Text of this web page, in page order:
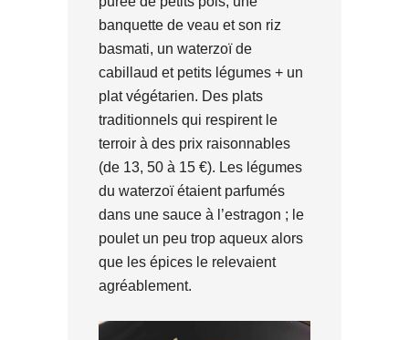
banquette de veau et son riz
basmati, un waterzoï de
cabillaud et petits légumes + un
plat végétarien. Des plats
traditionnels qui respirent le
terroir à des prix raisonnables
(de 13, 50 à 15 €). Les légumes
du waterzoï étaient parfumés
dans une sauce à l’estragon ; le
poulet un peu trop aqueux alors
que les épices le relevaient
agréablement.